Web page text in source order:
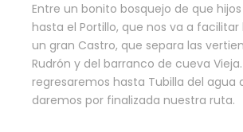
Entre un bonito bosquejo de que
hasta el Portillo, que nos va a
un gran Castro, que separa las
Rudrón y del barranco de cueva
regresaremos hasta Tubilla del agua
daremos por finalizada nuestra ruta.